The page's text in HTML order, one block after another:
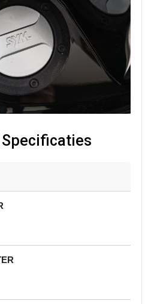
Specificaties